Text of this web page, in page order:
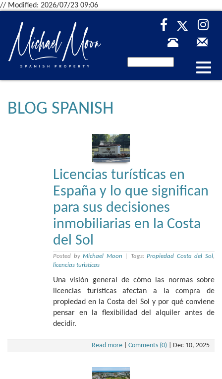
// Modified: 2026/07/23 09:06
BLOG SPANISH
Licencias turísticas en
España y lo que significan
para sus decisiones
inmobiliarias en la Costa
del Sol
Posted byMichael Moon Tags:Propiedad Costa del Sol,
licencias turisticas
Una visión general de cómo las normas sobre
licencias turísticas afectan a la compra de
propiedad en la Costa del Sol y por qué conviene
pensar en la flexibilidad del alquiler antes de
decidir.
Read more Comments (0) Dec 10, 2025